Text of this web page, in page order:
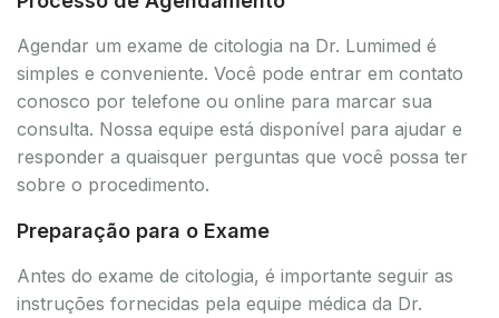
Agendar um exame de citologia na Dr. Lumimed é
simples e conveniente. Você pode entrar em contato
conosco por telefone ou online para marcar sua
consulta. Nossa equipe está disponível para ajudar e
responder a quaisquer perguntas que você possa ter
sobre o procedimento.
Preparação para o Exame
Antes do exame de citologia, é importante seguir as
instruções fornecidas pela equipe médica da Dr.